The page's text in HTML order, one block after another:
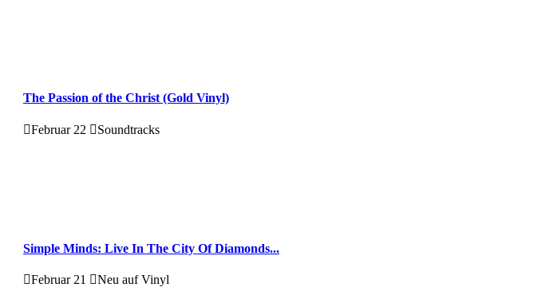
The Passion of the Christ (Gold Vinyl)
Februar 22 Soundtracks
Simple Minds: Live In The City Of Diamonds...
Februar 21 Neu auf Vinyl